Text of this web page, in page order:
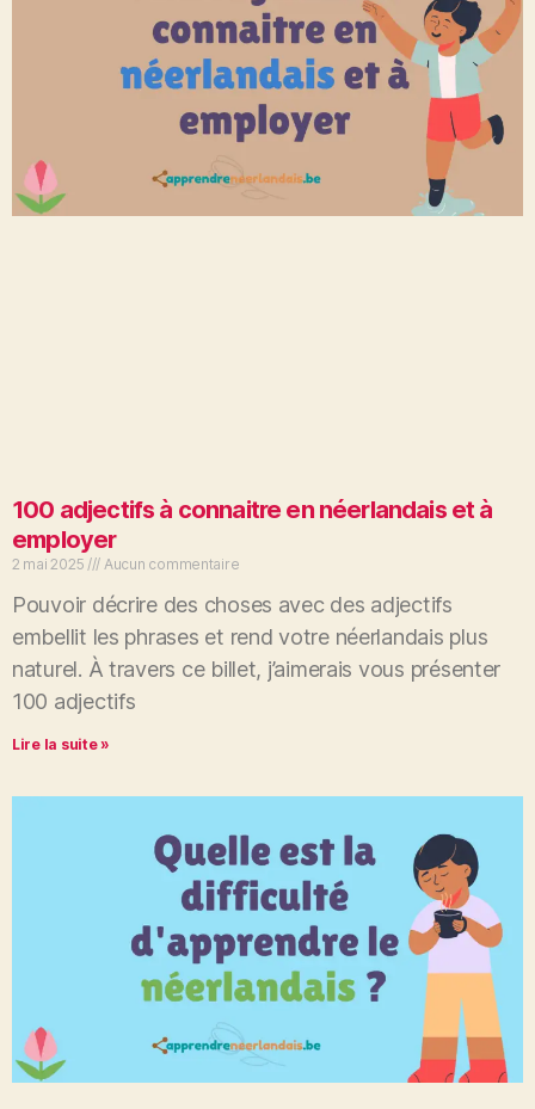
100 adjectifs à connaitre en néerlandais et à
employer
2 mai 2025 Aucun commentaire
Pouvoir décrire des choses avec des adjectifs
embellit les phrases et rend votre néerlandais plus
naturel. À travers ce billet, j’aimerais vous présenter
100 adjectifs
Lire la suite »